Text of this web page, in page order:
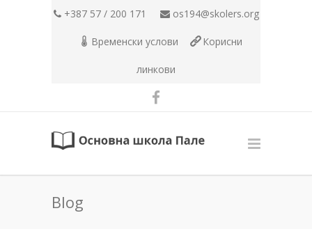
+387 57 / 200 171 os194@skolers.org
Временски услови Корисни
линкови
Blog